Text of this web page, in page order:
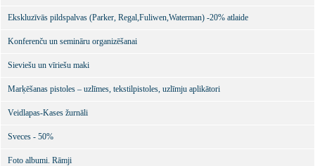
Ekskluzīvās pildspalvas (Parker, Regal,Fuliwen,Waterman) -20% atlaide
Konferenču un semināru organizēšanai
Sieviešu un vīriešu maki
Marķēšanas pistoles – uzlīmes, tekstilpistoles, uzlīmju aplikātori
Veidlapas-Kases žurnāli
Sveces - 50%
Foto albumi. Rāmji